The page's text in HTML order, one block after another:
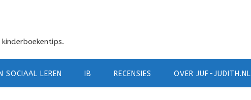
SOCIAAL LEREN IB RECENSIES OVER JUF-JUDITH.NL